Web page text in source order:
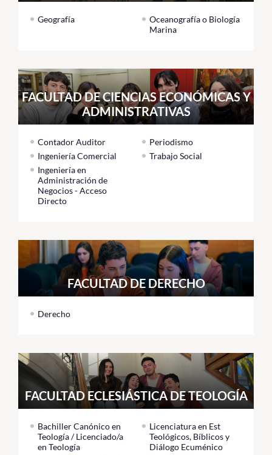
Geografía
Oceanografía o Biología
Marina
FACULTAD DE CIENCIAS ECONÓMICAS Y
ADMINISTRATIVAS
Contador Auditor
Ingeniería Comercial
Ingeniería en
Administración de
Negocios - Acceso
Directo
Periodismo
Trabajo Social
FACULTAD DE DERECHO
Derecho
FACULTAD ECLESIÁSTICA DE TEOLOGÍA
Bachiller Canónico en
Teología / Licenciado/a
en Teología
Licenciatura en Est
Teológicos, Bíblicos y
Diálogo Ecuménico